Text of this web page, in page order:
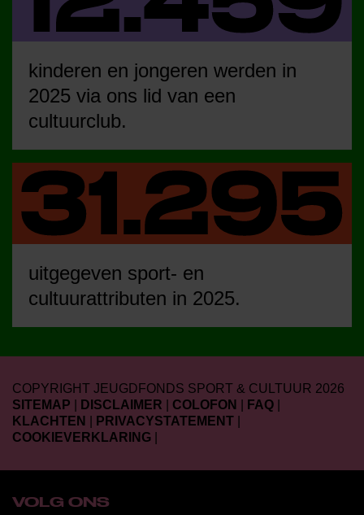
kinderen en jongeren werden in
2025 via ons lid van een
cultuurclub.
uitgegeven sport- en
cultuurattributen in 2025.
COPYRIGHT JEUGDFONDS SPORT & CULTUUR 2026
SITEMAP
DISCLAIMER COLOFON FAQ
KLACHTEN
PRIVACYSTATEMENT
COOKIEVERKLARING
VOLG ONS